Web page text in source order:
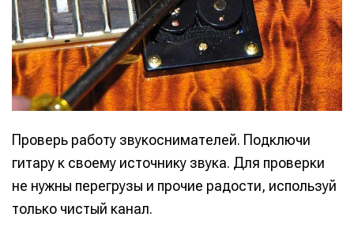
Проверь работу звукоснимателей. Подключи
гитару к своему источнику звука. Для проверки
не нужны перегрузы и прочие радости, используй
только чистый канал.